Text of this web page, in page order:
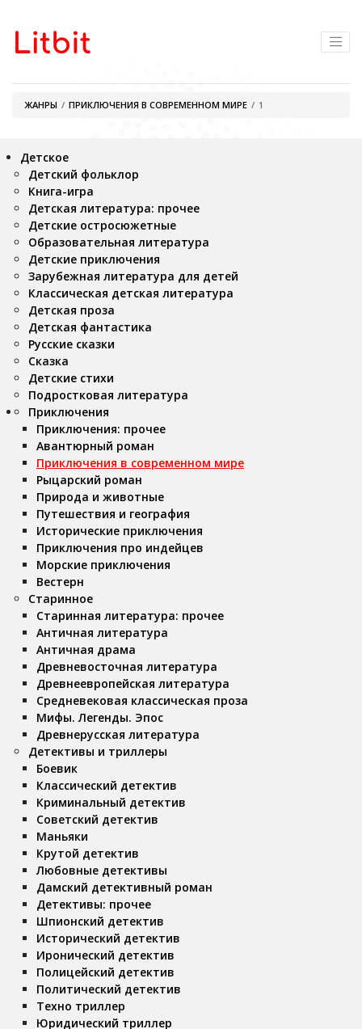
ЖАНРЫ ПРИКЛЮЧЕНИЯ В СОВРЕМЕННОМ МИРЕ 1
Детское
Детский фольклор
Книга-игра
Детская литература: прочее
Детские остросюжетные
Образовательная литература
Детские приключения
Зарубежная литература для детей
Классическая детская литература
Детская проза
Детская фантастика
Русские сказки
Сказка
Детские стихи
Подростковая литература
Приключения
Приключения: прочее
Авантюрный роман
Приключения в современном мире
Рыцарский роман
Природа и животные
Путешествия и география
Исторические приключения
Приключения про индейцев
Морские приключения
Вестерн
Старинное
Старинная литература: прочее
Античная литература
Античная драма
Древневосточная литература
Древнеевропейская литература
Средневековая классическая проза
Мифы. Легенды. Эпос
Древнерусская литература
Детективы и триллеры
Боевик
Классический детектив
Криминальный детектив
Советский детектив
Маньяки
Крутой детектив
Любовные детективы
Дамский детективный роман
Детективы: прочее
Шпионский детектив
Исторический детектив
Иронический детектив
Полицейский детектив
Политический детектив
Техно триллер
Юридический триллер